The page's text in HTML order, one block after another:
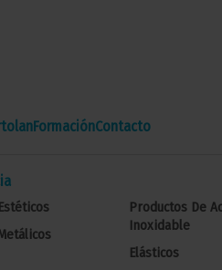
FormaciónContacto
Productos De
Inoxidable
Elásticos